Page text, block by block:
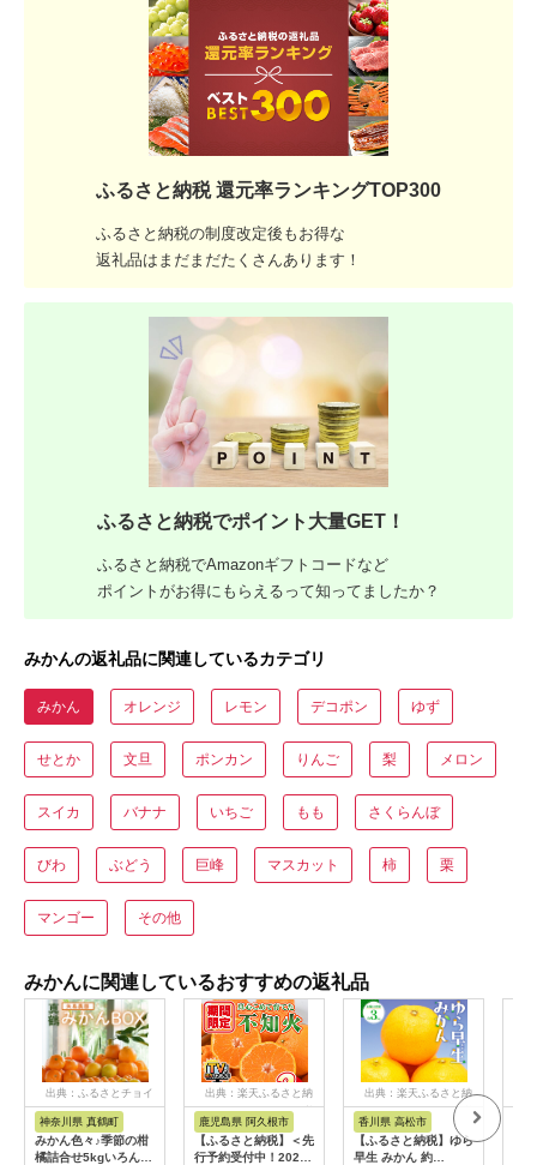
ふるさと納税 還元率ランキングTOP300
ふるさと納税の制度改定後もお得な
返礼品はまだまだたくさんあります！
ふるさと納税でポイント大量GET！
ふるさと納税でAmazonギフトコードなど
ポイントがお得にもらえるって知ってましたか？
みかんの返礼品に関連しているカテゴリ
みかん オレンジ レモン デコポン ゆず
せとか 文旦 ポンカン りんご 梨 メロン
スイカ バナナ いちご もも さくらんぼ
びわ ぶどう 巨峰 マスカット 柿 栗
マンゴー その他
みかんに関連しているおすすめの返礼品
出典：ふるさとチョイ
ス
神奈川県 真鶴町
みかん色々♪季節の柑
橘詰合せ5kgいろんな
出典：楽天ふるさと納
税
鹿児島県 阿久根市
【ふるさと納税】＜先
行予約受付中！2026
出典：楽天ふるさと納
香川県 高松市
【ふるさと納税】ゆら
早生 みかん 約